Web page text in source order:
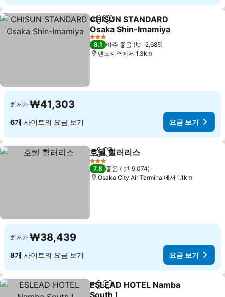
공유 즐겨찾기에 추가
CHISUN STANDARD
Osaka Shin-Imamiya
요금 보기
3 성급
8.1 아주 좋음
2,685
텐노지역에서 1.3km
최저가 ₩41,303
6개 사이트의 요금 보기 요금 보기
공유 즐겨찾기에 추가
호텔 힐러리스
3 성급
7.8 좋음
9,074
Osaka City Air Terminal에서 1.1km
최저가 ₩38,439
8개 사이트의 요금 보기 요금 보기
공유 즐겨찾기에 추가
ESLEAD HOTEL Namba
South Ⅰ